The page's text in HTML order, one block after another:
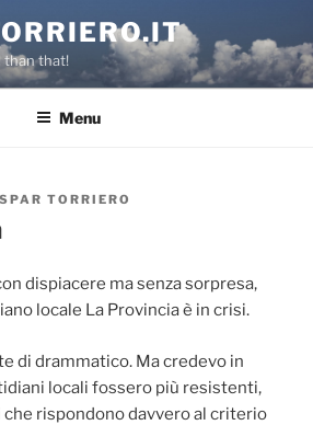
than that!
Menu
TORRIERO
dispiacere ma senza sorpresa,
locale La Provincia è in crisi.
di drammatico. Ma credevo in
locali fossero più resistenti,
rispondono davvero al criterio